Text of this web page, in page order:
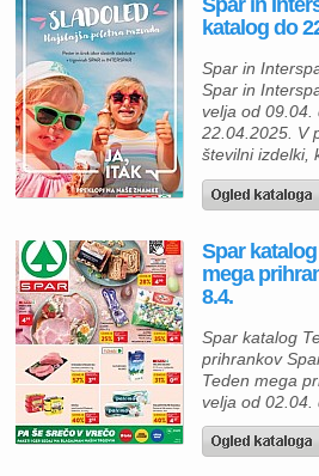
Spar in
katalog do
Spar in
Spar in
velja od 09.04.
22.04.2025. V
številni izdelki,
kupcem
prihranek in
butarica v
je odličen
praznično
v Intersparih in
ugodni ceni.
lahko strankam
šopek
Spar
mega
8.4.
Spar katalog
prihrankov
Teden mega
velja od 02.04.
08.04.2025.
izdelkov iz